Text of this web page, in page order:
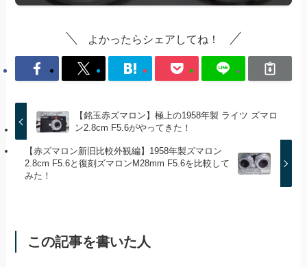
よかったらシェアしてね！
【銘玉赤ズマロン】極上の1958年製 ライツ ズマロ
ン2.8cm F5.6がやってきた！
【赤ズマロン新旧比較外観編】1958年製ズマロン
2.8cm F5.6と復刻ズマロンM28mm F5.6を比較して
みた！
この記事を書いた人